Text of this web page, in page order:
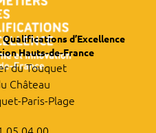
d’Excellence
Hauts-de-France
du Touquet
Château
Paris-Plage
05 04 00